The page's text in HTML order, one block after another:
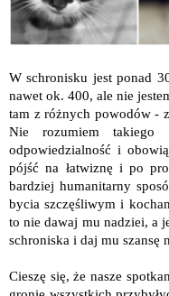
W schronisku jest ponad
nawet ok. 400, ale nie
tam z różnych powodów -
Nie rozumiem takiego
odpowiedzialność i
pójść na łatwiznę i po
bardziej humanitarny
bycia szczęśliwym i
to nie dawaj mu nadziei, a
schroniska i daj mu szansę
Cieszę się, że nasze